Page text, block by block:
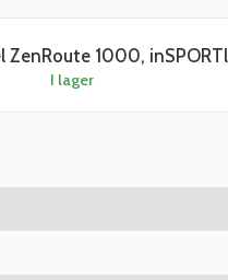
ZenRoute 1000,
I lager